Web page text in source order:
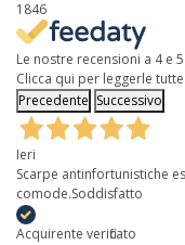
1846
Le nostre recensioni a 4 e
Clicca qui per leggerle
Precedente Successivo
Ieri
Scarpe antinfortunistiche
comode.Soddisfatto
Acquirente verificato